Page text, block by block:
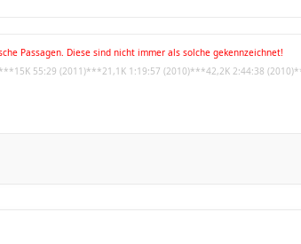
Passagen. Diese sind nicht immer als solche gekennzeichnet!
55:29 (2011)***21,1K 1:19:57 (2010)***42,2K 2:44:38